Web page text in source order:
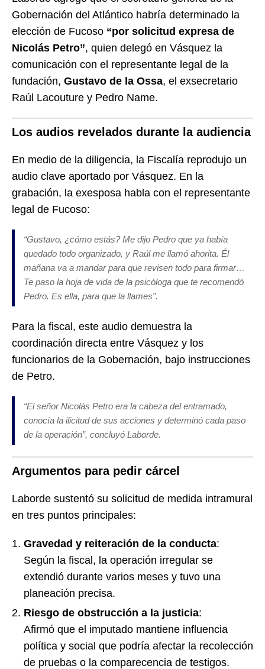
Gobernación del Atlántico habría determinado la
elección de Fucoso “por solicitud expresa de
Nicolás Petro”, quien delegó en Vásquez la
comunicación con el representante legal de la
fundación, Gustavo de la Ossa, el exsecretario
Raúl Lacouture y Pedro Name.
Los audios revelados durante la audiencia
En medio de la diligencia, la Fiscalía reprodujo un
audio clave aportado por Vásquez. En la
grabación, la exesposa habla con el representante
legal de Fucoso:
“Gustavo, ¿cómo estás? Me dijo Pedro que ya había
quedado todo organizado, y Raúl me llamó ahorita. Él
mañana va a mandar para que revisen todo para firmar…
Te paso la hoja de vida de la psicóloga que te recomendó
Pedro. Es ella, para que la llames”.
Para la fiscal, este audio demuestra la
coordinación directa entre Vásquez y los
funcionarios de la Gobernación, bajo instrucciones
de Petro.
“El señor Nicolás Petro era la cabeza del entramado,
conocía la ilicitud de sus acciones y determinó cada paso
de la operación”, concluyó Laborde.
Argumentos para pedir cárcel
Laborde sustentó su solicitud de medida intramural
en tres puntos principales:
Gravedad y reiteración de la conducta:
Según la fiscal, la operación irregular se
extendió durante varios meses y tuvo una
planeación precisa.
Riesgo de obstrucción a la justicia:
Afirmó que el imputado mantiene influencia
política y social que podría afectar la recolección
de pruebas o la comparecencia de testigos.